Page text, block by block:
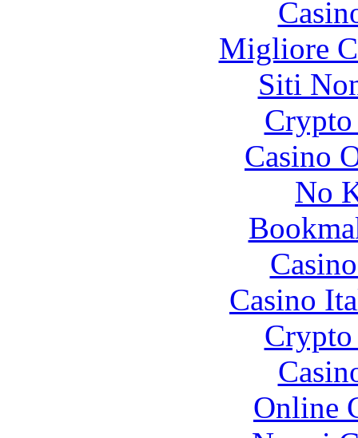
Migliore
Siti
Casino
No
Casino
Online